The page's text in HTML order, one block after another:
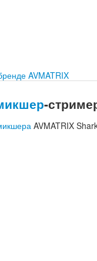
AVMATRIX
-
AVMATRIX